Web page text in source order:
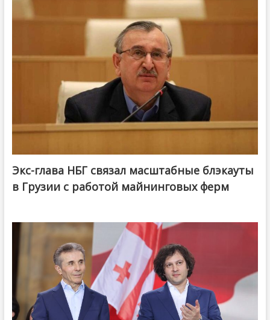
Экс-глава НБГ связал масштабные блэкауты
в Грузии с работой майнинговых ферм